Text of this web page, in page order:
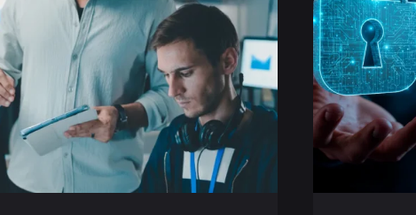
Posted
by
Luca
Busi